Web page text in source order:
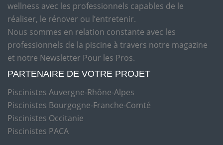
wellness avec les professionnels capables de le
réaliser, le rénover ou l’entretenir.
Nous sommes en relation constante avec les
professionnels de la piscine à travers notre magazine
et notre Newsletter Pour les Pros.
PARTENAIRE DE VOTRE PROJET
Piscinistes Auvergne-Rhône-Alpes
Piscinistes Bourgogne-Franche-Comté
Piscinistes Occitanie
Piscinistes PACA